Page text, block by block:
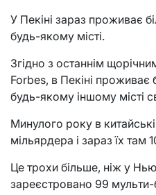
У Пекіні зараз проживає
будь-якому місті.
Згідно з останнім
Forbes, в Пекіні проживає
будь-якому іншому місті
Минулого року в
мільярдера і зараз їх там
Це трохи більше, ніж у
зареєстровано 99 мульти-